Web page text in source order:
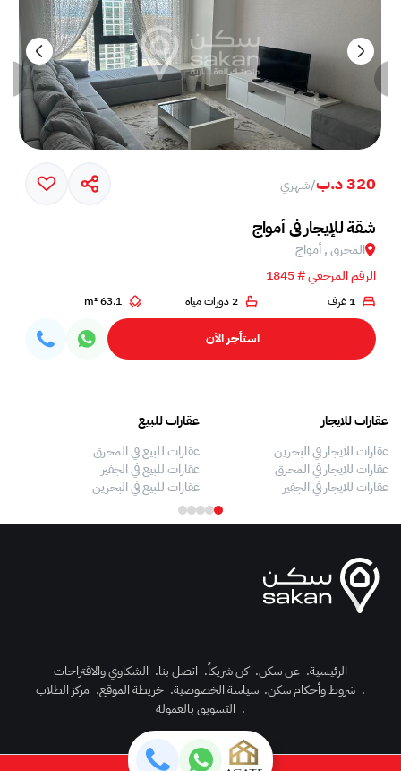
في جزيرة أمواج
320 د.ب /شهري
شقة للإيجار في أمواج
المحرق , أمواج
الرقم المرجعي # 1845
1 غرف 2 دورات مياه 63.1 m²
استأجر الآن
عقارات للايجار
عقارات للايجار في البحرين
عقارات للايجار في المحرق
عقارات للايجار في الجفير
عقارات للبيع
عقارات للبيع في المحرق
عقارات للبيع في الجفير
عقارات للبيع في البحرين
الرئيسية. عن سكن. كن شريكاً. اتصل بنا. الشكاوي والاقتراحات
. شروط وأحكام سكن. سياسة الخصوصية. خريطة الموقع. مركز الطلاب
. التسويق بالعمولة